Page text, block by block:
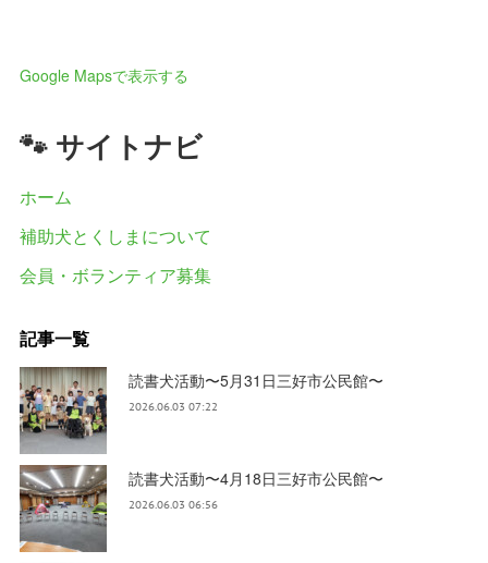
Google Mapsで表示する
🐾 サイトナビ
ホーム
補助犬とくしまについて
会員・ボランティア募集
記事一覧
読書犬活動〜5月31日三好市公民館〜
2026.06.03 07:22
読書犬活動〜4月18日三好市公民館〜
2026.06.03 06:56